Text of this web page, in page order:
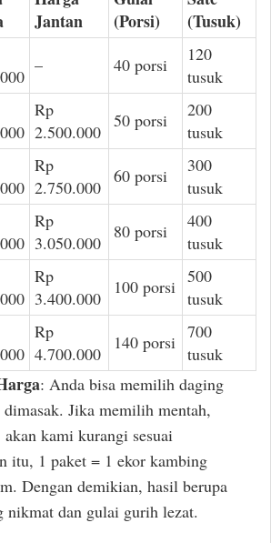
Jantan
(Porsi)
(Tusuk)
– 40 porsi
120
tusuk
Rp
2.500.000
50 porsi
200
tusuk
Rp
2.750.000
60 porsi
300
tusuk
Rp
3.050.000
80 porsi
400
tusuk
Rp
3.400.000
100 porsi 500
tusuk
Rp
4.700.000
140 porsi 700
tusuk
: Anda bisa memilih daging
dimasak. Jika memilih mentah,
akan kami kurangi sesuai
itu, 1 paket = 1 ekor kambing
Dengan demikian, hasil berupa
nikmat dan gulai gurih lezat.